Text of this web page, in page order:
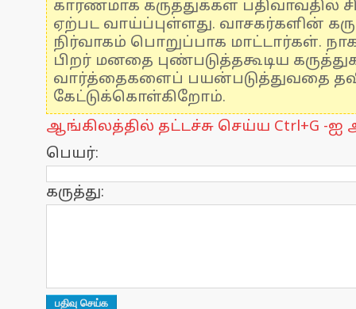
காரணமாக கருத்துக்கள் பதிவாவதில்
ஏற்பட வாய்ப்புள்ளது. வாசகர்களின்
நிர்வாகம் பொறுப்பாக மாட்டார்கள்.
பிறர் மனதை புண்படுத்தகூடிய
வார்த்தைகளைப் பயன்படுத்துவதை
கேட்டுக்கொள்கிறோம்.
ஆங்கிலத்தில் தட்டச்சு செய்ய Ctrl+G -ஐ
பெயர்:
கருத்து: